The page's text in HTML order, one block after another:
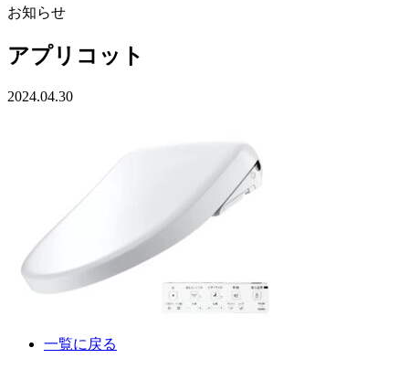
お知らせ
アプリコット
2024.04.30
一覧に戻る